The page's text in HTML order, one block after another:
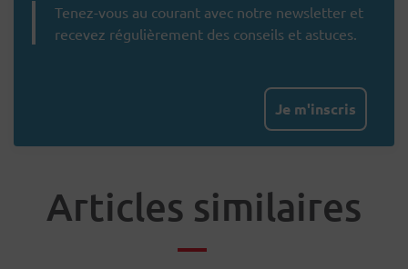
Tenez-vous au courant avec notre newsletter et
recevez régulièrement des conseils et astuces.
Je m'inscris
Articles similaires